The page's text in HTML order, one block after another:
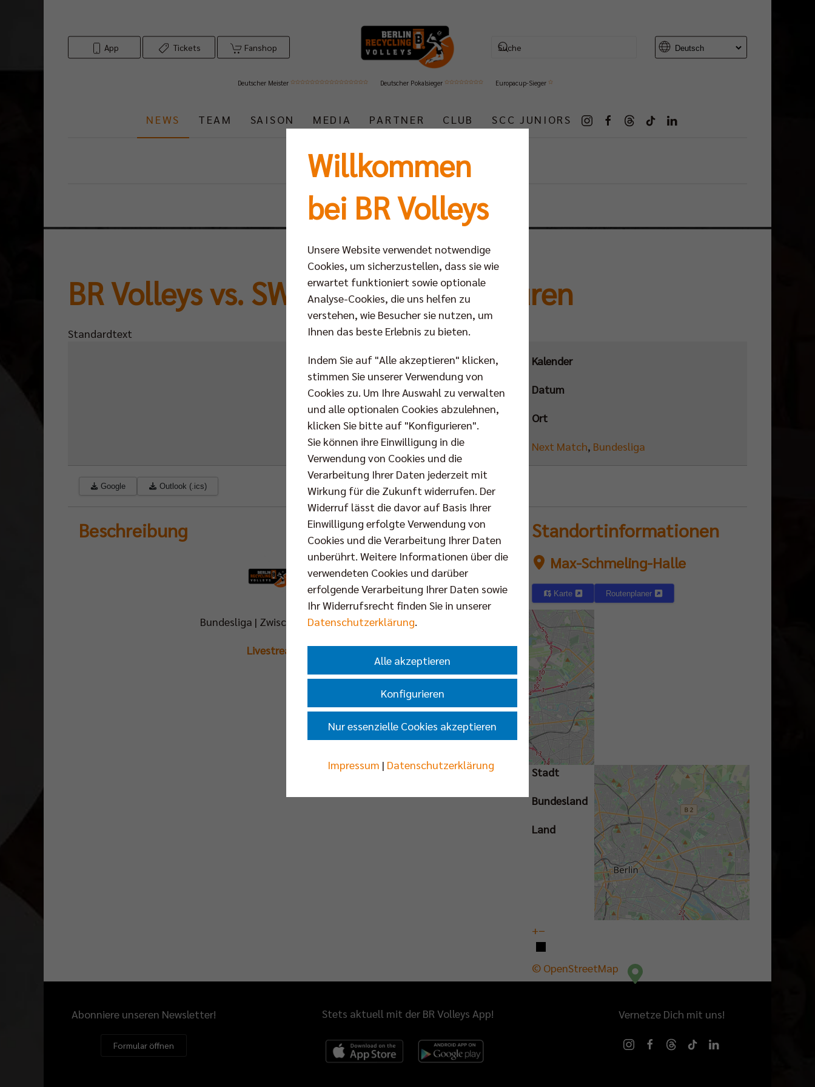
App Tickets Fanshop
Deutscher Meister Deutscher Pokalsieger Europacup-Sieger
NEWS TEAM SAISON MEDIA PARTNER CLUB SCC JUNIORS
Events
BR Volleys vs. SWD powervolleys Düren
Standardtext
Kalender
Datum
Ort
Next Match, Bundesliga
Google Outlook (.ics)
Beschreibung
VS.
Bundesliga | Zwischenrunde | 1. Spieltag
Livestream Tickets
Standortinformationen
Max-Schmeling-Halle
Karte Routenplaner
+−
© OpenStreetMap
Straße
Stadt
Bundesland
Land
Abonniere unseren Newsletter!
Formular öffnen
Stets aktuell mit der BR Volleys App! Vernetze Dich mit uns!
Willkommen
bei BR Volleys
Unsere Website verwendet notwendige
Cookies, um sicherzustellen, dass sie wie
erwartet funktioniert sowie optionale
Analyse-Cookies, die uns helfen zu
verstehen, wie Besucher sie nutzen, um
Ihnen das beste Erlebnis zu bieten.
Indem Sie auf "Alle akzeptieren" klicken,
stimmen Sie unserer Verwendung von
Cookies zu. Um Ihre Auswahl zu verwalten
und alle optionalen Cookies abzulehnen,
klicken Sie bitte auf "Konfigurieren".
Sie können ihre Einwilligung in die
Verwendung von Cookies und die
Verarbeitung Ihrer Daten jederzeit mit
Wirkung für die Zukunft widerrufen. Der
Widerruf lässt die davor auf Basis Ihrer
Einwilligung erfolgte Verwendung von
Cookies und die Verarbeitung Ihrer Daten
unberührt. Weitere Informationen über die
verwendeten Cookies und darüber
erfolgende Verarbeitung Ihrer Daten sowie
Ihr Widerrufsrecht finden Sie in unserer
Datenschutzerklärung.
Alle akzeptieren
Konfigurieren
Nur essenzielle Cookies akzeptieren
Impressum | Datenschutzerklärung